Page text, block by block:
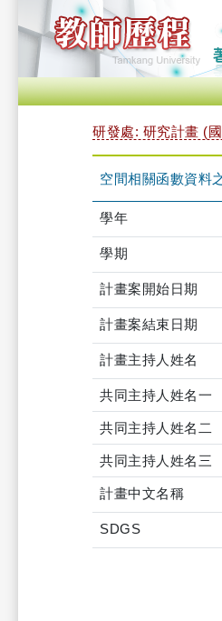
研發處: 研究計畫 (
空間相關函數資料
學年
學期
計畫案開始日期
計畫案結束日期
計畫主持人姓名
共同主持人姓名一
共同主持人姓名二
共同主持人姓名三
計畫中文名稱
SDGS